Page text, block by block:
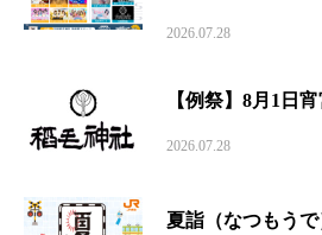
2026.07.28
【例祭】8月1日
2026.07.28
夏詣（なつもう